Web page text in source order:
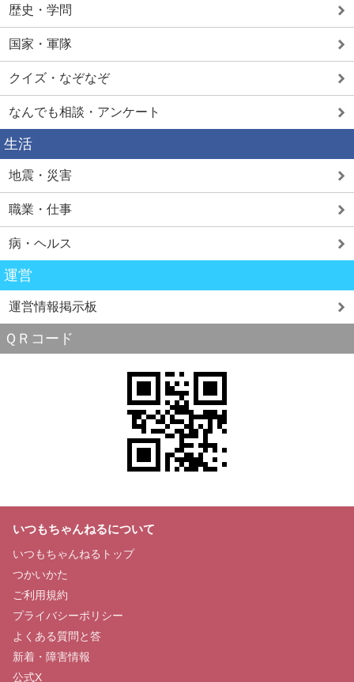
歴史・学問
国家・軍隊
クイズ・なぞなぞ
なんでも相談・アンケート
生活
地震・災害
職業・仕事
病・ヘルス
運営
運営情報掲示板
ＱＲコード
いつもちゃんねるについて
いつもちゃんねるトップ
つかいかた
ご利用規約
プライバシーポリシー
よくある質問と答
新着・障害情報
公式X